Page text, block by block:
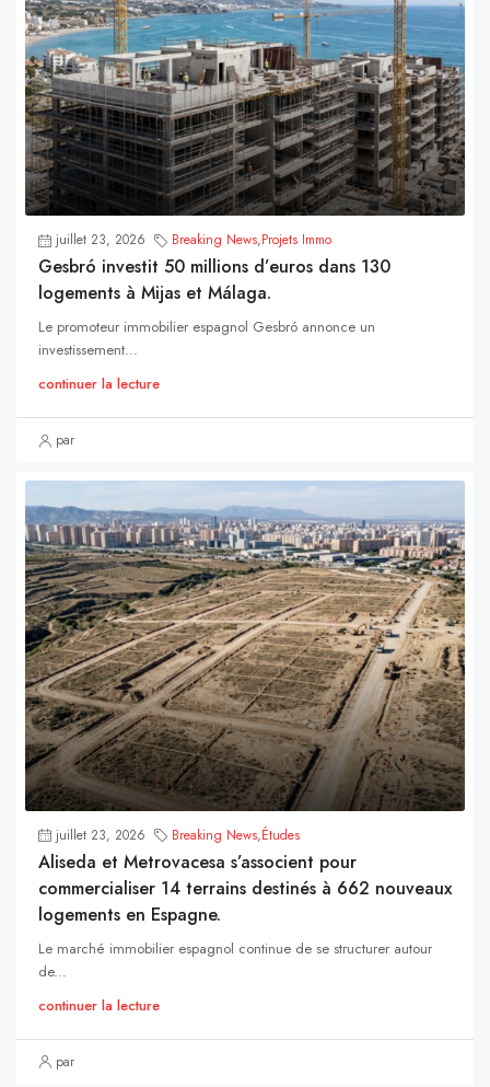
juillet 23, 2026 Breaking News,Projets Immo
Gesbró investit 50 millions d’euros dans 130
logements à Mijas et Málaga.
Le promoteur immobilier espagnol Gesbró annonce un
investissement...
continuer la lecture
par
juillet 23, 2026 Breaking News,Études
Aliseda et Metrovacesa s’associent pour
commercialiser 14 terrains destinés à 662 nouveaux
logements en Espagne.
Le marché immobilier espagnol continue de se structurer autour
de...
continuer la lecture
par